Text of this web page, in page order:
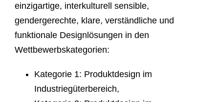
einzigartige, interkulturell sensible,
gendergerechte, klare, verständliche und
funktionale Designlösungen in den
Wettbewerbskategorien:
Kategorie 1: Produktdesign im
Industriegüterbereich,